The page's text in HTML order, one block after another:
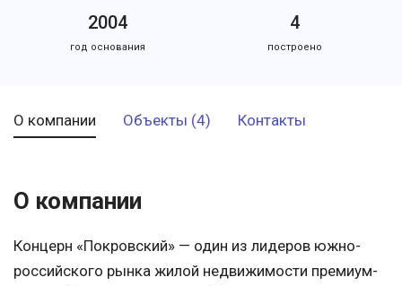
2004
год основания
4
построено
О компании Объекты (4) Контакты
О компании
Концерн «Покровский» — один из лидеров южно-
российского рынка жилой недвижимости премиум-